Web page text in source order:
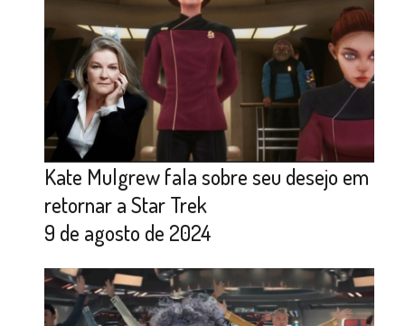
Kate Mulgrew fala sobre seu desejo em
retornar a Star Trek
9 de agosto de 2024